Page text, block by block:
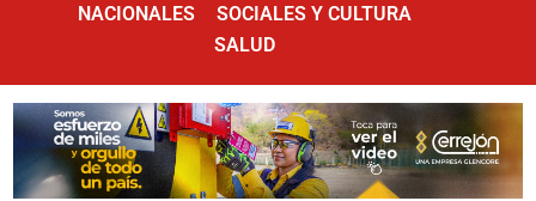
NACIONALES
SOCIALES Y CULTURA
SALUD